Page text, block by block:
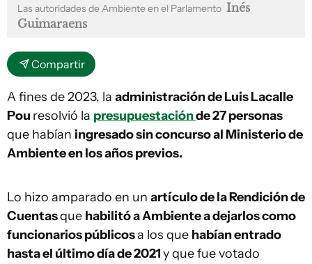
Las autoridades de Ambiente en el Parlamento Inés
Guimaraens
Compartir
A fines de 2023, la administración de Luis Lacalle
Pou resolvió la presupuestaciónde 27 personas
que habían ingresado sin concurso al Ministerio de
Ambiente en los años previos.
Lo hizo amparado en un artículo de la Rendición de
Cuentasque habilitó a Ambiente a dejarlos como
funcionarios públicosa los que habían entrado
hasta el último día de 2021y que fue votado